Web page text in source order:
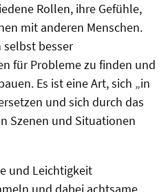
Rollen, ihre Gefühle,
mit anderen Menschen.
selbst besser
für Probleme zu finden und
Es ist eine Art, sich „in
und sich durch das
Szenen und Situationen
und Leichtigkeit